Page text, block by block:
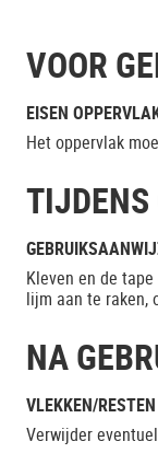
VOOR
EISEN
Het oppervlak
TIJDENS
Kleven en de
lijm aan te raken,
NA
VLEKKEN/RESTEN
Verwijder